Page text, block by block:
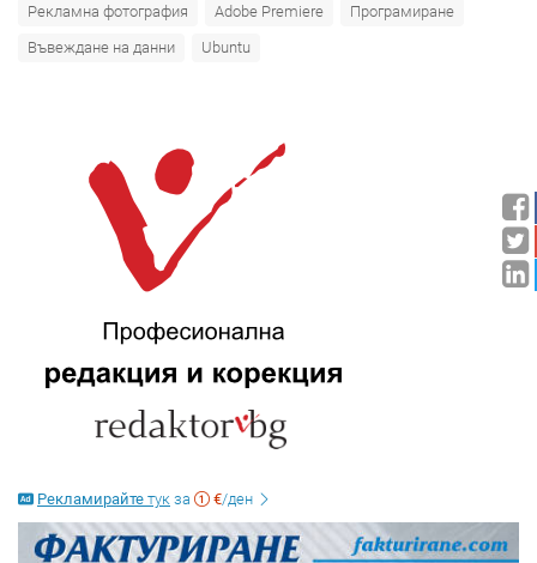
Рекламна фотография
Adobe Premiere
Програмиране
Въвеждане на данни
Ubuntu
Рекламирайте тук за €/ден